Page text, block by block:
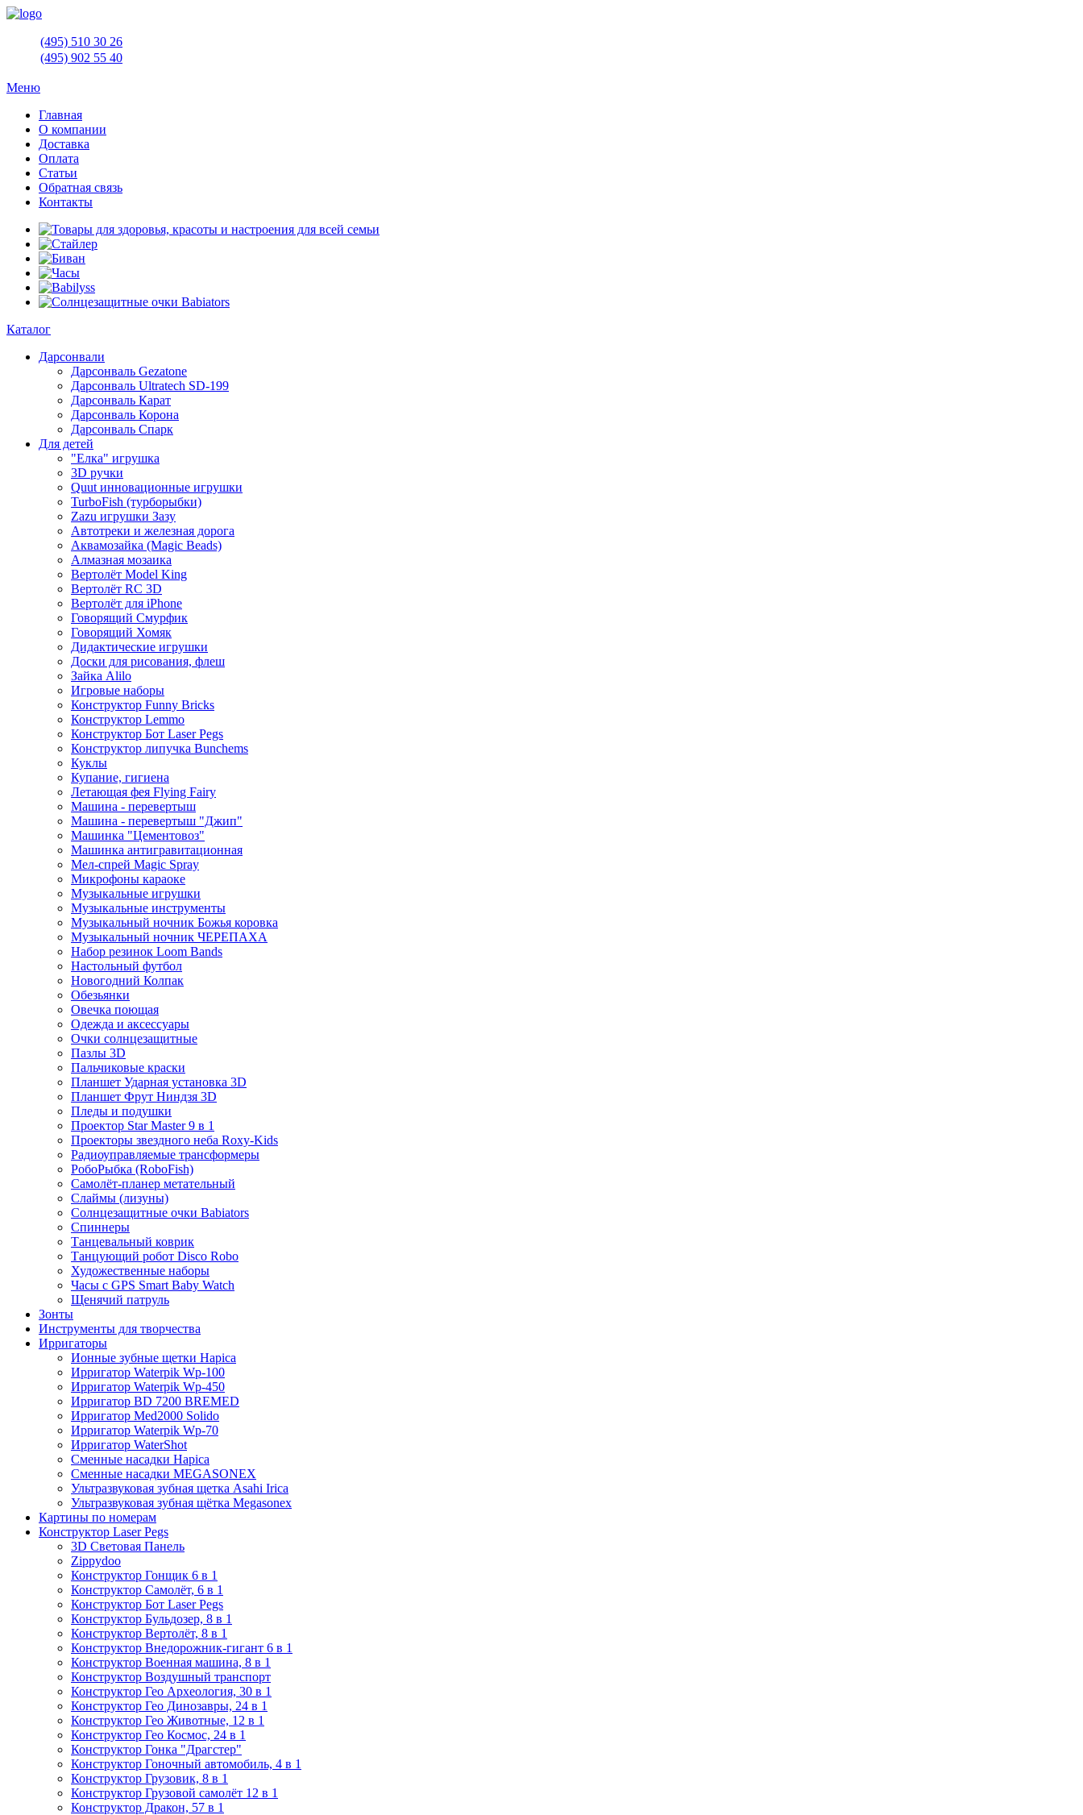
(495) 510 30 26
(495) 902 55 40
Меню
Главная
О компании
Доставка
Оплата
Статьи
Обратная связь
Контакты
Каталог
Дарсонвали
Дарсонваль Gezatone
Дарсонваль Ultratech SD-199
Дарсонваль Карат
Дарсонваль Корона
Дарсонваль Спарк
Для детей
"Елка" игрушка
3D ручки
Quut инновационные игрушки
TurboFish (турборыбки)
Zazu игрушки Зазу
Автотреки и железная дорога
Аквамозайка (Magic Beads)
Алмазная мозаика
Вертолёт Model King
Вертолёт RC 3D
Вертолёт для iPhone
Говорящий Смурфик
Говорящий Хомяк
Дидактические игрушки
Доски для рисования, флеш
Зайка Alilo
Игровые наборы
Конструктор Funny Bricks
Конструктор Lemmo
Конструктор Бот Laser Pegs
Конструктор липучка Bunchems
Куклы
Купание, гигиена
Летающая фея Flying Fairy
Машина - перевертыш
Машина - перевертыш "Джип"
Машинка "Цементовоз"
Машинка антигравитационная
Мел-спрей Magic Spray
Микрофоны караоке
Музыкальные игрушки
Музыкальные инструменты
Музыкальный ночник Божья коровка
Музыкальный ночник ЧЕРЕПАХА
Набор резинок Loom Bands
Настольный футбол
Новогодний Колпак
Обезьянки
Овечка поющая
Одежда и аксессуары
Очки солнцезащитные
Пазлы 3D
Пальчиковые краски
Планшет Ударная установка 3D
Планшет Фрут Ниндзя 3D
Пледы и подушки
Проектор Star Master 9 в 1
Проекторы звездного неба Roxy-Kids
Радиоуправляемые трансформеры
РобоРыбка (RoboFish)
Самолёт-планер метательный
Слаймы (лизуны)
Солнцезащитные очки Babiators
Спиннеры
Танцевальный коврик
Танцующий робот Disco Robo
Художественные наборы
Часы с GPS Smart Baby Watch
Щенячий патруль
Зонты
Инструменты для творчества
Ирригаторы
Ионные зубные щетки Hapica
Ирригатор Waterpik Wp-100
Ирригатор Waterpik Wp-450
Ирригатор BD 7200 BREMED
Ирригатор Med2000 Solido
Ирригатор Waterpik Wp-70
Ирригатор WaterShot
Сменные насадки Hapica
Сменные насадки MEGASONEX
Ультразвуковая зубная щетка Asahi Irica
Ультразвуковая зубная щётка Megasonex
Картины по номерам
Конструктор Laser Pegs
3D Световая Панель
Zippydoo
Конструктор Гонщик 6 в 1
Конструктор Cамолёт, 6 в 1
Конструктор Бот Laser Pegs
Конструктор Бульдозер, 8 в 1
Конструктор Вертолёт, 8 в 1
Конструктор Внедорожник-гигант 6 в 1
Конструктор Военная машина, 8 в 1
Конструктор Воздушный транспорт
Конструктор Гео Археология, 30 в 1
Конструктор Гео Динозавры, 24 в 1
Конструктор Гео Животные, 12 в 1
Конструктор Гео Космос, 24 в 1
Конструктор Гонка "Драгстер"
Конструктор Гоночный автомобиль, 4 в 1
Конструктор Грузовик, 8 в 1
Конструктор Грузовой самолёт 12 в 1
Конструктор Дракон, 57 в 1